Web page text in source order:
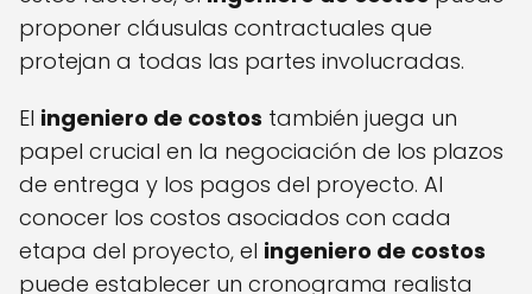
proponer cláusulas contractuales que
protejan a todas las partes involucradas.
El ingeniero de costos también juega un
papel crucial en la negociación de los plazos
de entrega y los pagos del proyecto. Al
conocer los costos asociados con cada
etapa del proyecto, el ingeniero de costos
puede establecer un cronograma realista